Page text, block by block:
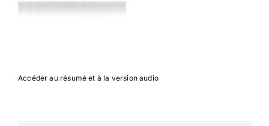
Accéder au résumé et à la version audio